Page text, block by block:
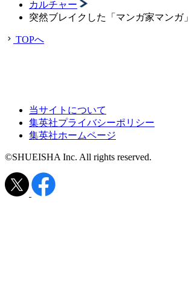
カルチャー
突然ブレイクした「マンガ家マンガ」
TOPへ
当サイトについて
集英社プライバシーポリシー
集英社ホームページ
©SHUEISHA Inc. All rights reserved.